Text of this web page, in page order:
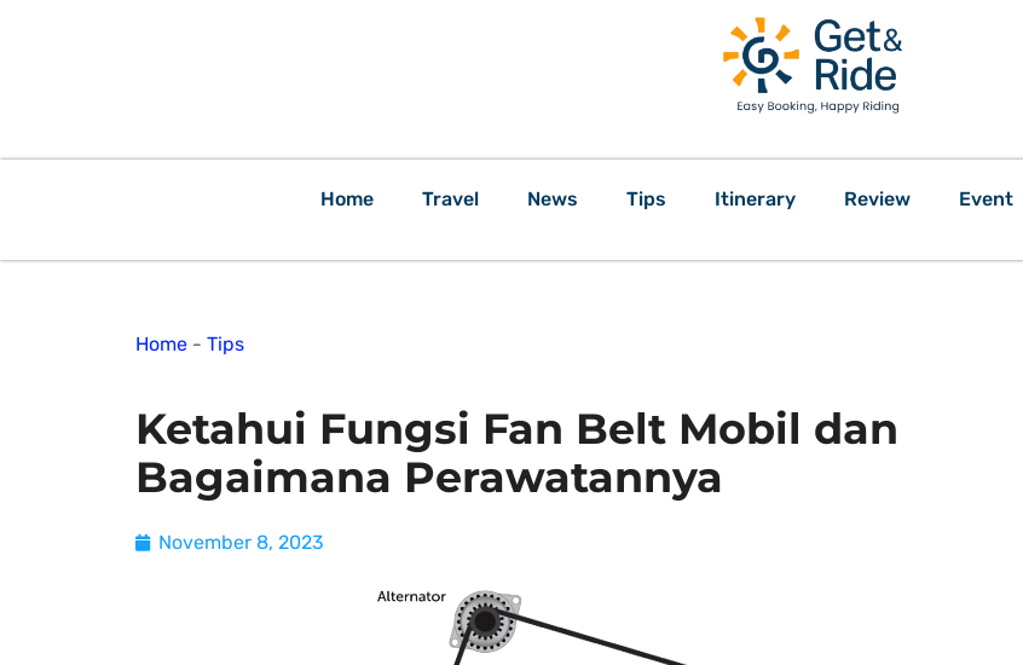
Home Travel News Tips Itinerary Review Event
Home - Tips
Ketahui Fungsi Fan Belt Mobil dan
Bagaimana Perawatannya
November 8, 2023